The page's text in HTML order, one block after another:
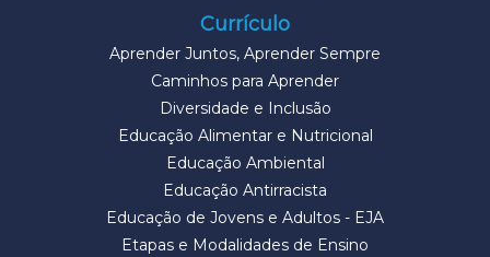
Currículo
Aprender Juntos, Aprender Sempre
Caminhos para Aprender
Diversidade e Inclusão
Educação Alimentar e Nutricional
Educação Ambiental
Educação Antirracista
Educação de Jovens e Adultos - EJA
Etapas e Modalidades de Ensino